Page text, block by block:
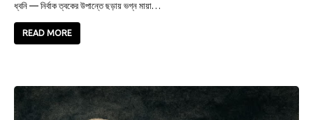
ধ্বনি — নির্বাক ত্বকের উপান্তে ছড়ায় ভগ্ন মায়া…
READ MORE